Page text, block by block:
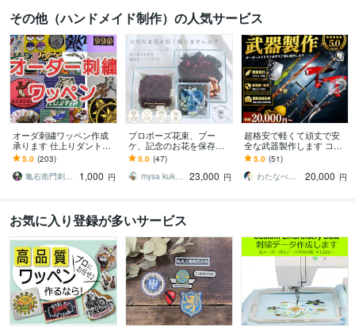
その他（ハンドメイド制作）の人気サービス
オーダ刺繍ワッペン作成
承ります 仕上りダントツ
な亀右衛門刺しゅう工房
です。
5.0 (203)
亀右衛門刺しゅう工房
1,000 円
プロポーズ花束、ブー
ケ、記念のお花を保存し
ます 結婚式のブーケ、プ
ロポーズ花束…大切なお
花を長く楽しみたい方
5.0 (47)
mysa kukka_flower
23,000 円
超格安で軽くて頑丈で安
全な武器製作します コス
プレや舞台などでも使え
る武器をお作りします！
武器防具造形
5.0 (51)
わたなべせいや
20,000 円
お気に入り登録が多いサービス